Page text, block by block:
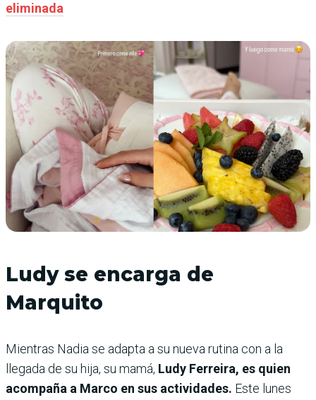
eliminada
Ludy se encarga de
Marquito
Mientras Nadia se adapta a su nueva rutina con a la
llegada de su hija, su mamá, Ludy Ferreira, es quien
acompaña a Marco en sus actividades. Este lunes